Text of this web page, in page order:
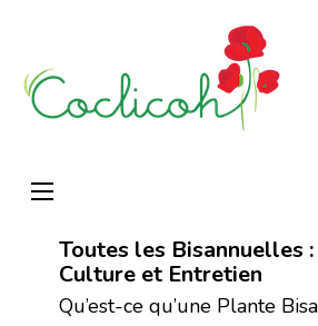
Basculer
la
☰
Toutes les Bisannuelles
Culture et Entretien
Qu’est-ce qu’une Plante